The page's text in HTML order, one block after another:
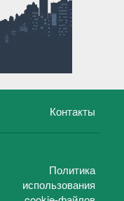
Контакты
Политика
использования